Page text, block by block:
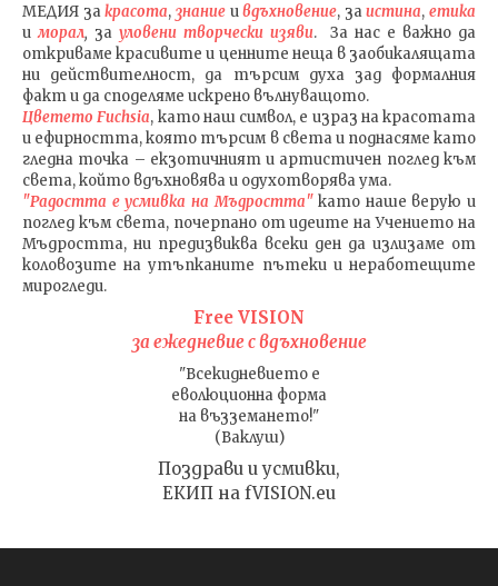
МЕДИЯ закрасота, знаниеивдъхновение, заистина, етика
иморал, за уловени творчески изяви. За нас е важно да
откриваме красивите и ценните неща в заобикалящата
ни действителност, да търсим духа зад формалния
факт и да споделяме искрено вълнуващото.
Цветето Fuchsia, като наш символ, е израз на красотата
и ефирността, която търсим в света и поднасяме като
гледна точка – екзотичният и артистичен поглед към
света, който вдъхновява и одухотворява ума.
"Радостта е усмивка на Мъдростта"като наше верую и
поглед към света, почерпано от идеите на Учението на
Мъдростта, ни предизвиква всеки ден да излизаме от
коловозите на утъпканите пътеки и неработещите
мирогледи.
Free VISION
за ежедневие с вдъхновение
"Всекидневието е
еволюционна форма
на възземането!"
(Ваклуш)
Поздрави и усмивки,
ЕКИП на fVISION.eu